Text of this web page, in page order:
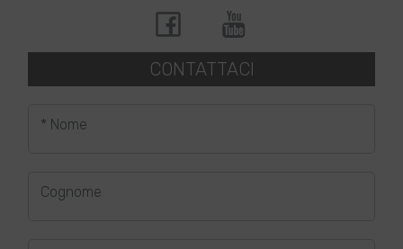
CONTATTACI
* Nome
Cognome